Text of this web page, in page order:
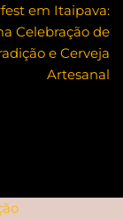
em Itaipava:
Celebração de
e Cerveja
Artesanal